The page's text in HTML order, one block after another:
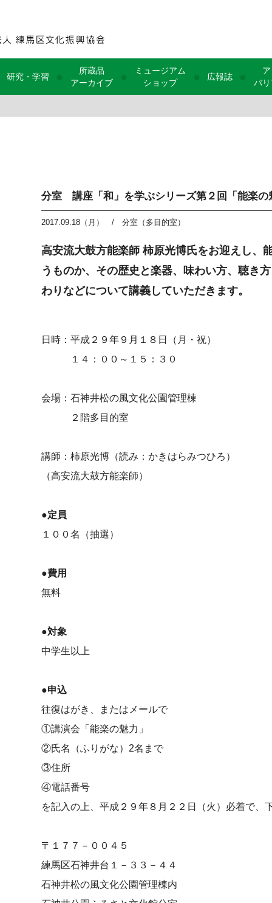
研究・学習
所蔵品
アーカイブ
ミュージアム
ショップ
広報誌
バ
分室 講座「和」を学ぶシリーズ第２回「能楽の
2017.09.18（月） / 分室（多目的室）
高安流大鼓方能楽師 柿原光博氏をお迎えし、
うものか、その歴史と楽器、味わい方、聴き
わりなどについて講義していただきます。
日時：平成２９年９月１８日（月・祝）
１４：００～１５：３０
会場：石神井松の風文化公園管理棟
２階多目的室
講師：柿原光博（読み：かきはらみつひろ）
（高安流大鼓方能楽師）
●定員
１００名（抽選）
●費用
無料
●対象
中学生以上
●申込
往復はがき、またはメールで
①講演会「能楽の魅力」
②氏名（ふりがな）2名まで
③住所
④電話番号
を記入の上、平成２９年８月２２日（火）必着で、
〒１７７－００４５
練馬区石神井台１－３３－４４
石神井松の風文化公園管理棟内